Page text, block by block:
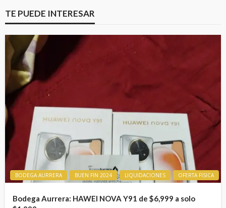
TE PUEDE INTERESAR
BODEGA AURRERA BUEN FIN 2024 LIQUIDACIONES OFERTA FISICA
Bodega Aurrera: HAWEI NOVA Y91 de $6,999 a solo